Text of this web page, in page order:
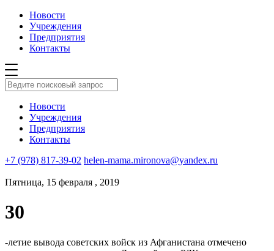
Новости
Учреждения
Предприятия
Контакты
Новости
Учреждения
Предприятия
Контакты
+7 (978) 817-39-02 helen-mama.mironova@yandex.ru
Пятница, 15 февраля , 2019
30
-летие вывода советских войск из Афганистана отмечено